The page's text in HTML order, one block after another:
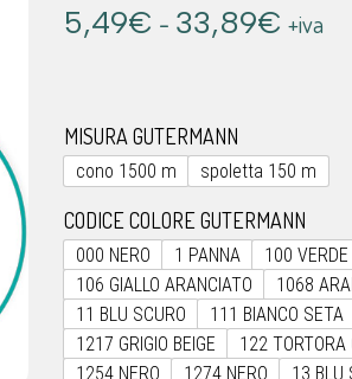
5,49€ - 33,89€ Fascia
5,49€
a
+iva
MISURA GUTERMANN
cono 1500 m spoletta 150 m
CODICE COLORE GUTERMANN
000 NERO 1 PANNA 100
106 GIALLO ARANCIATO
1068
11 BLU SCURO
111 BIANCO SETA
1217 GRIGIO BEIGE
122 TORTORA
1254 NERO
1274 NERO 13 BLU